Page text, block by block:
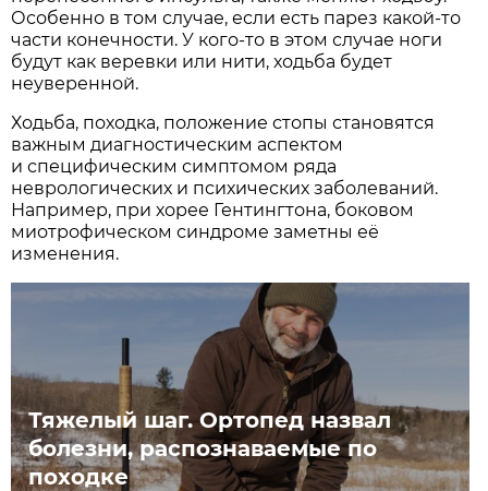
Особенно в том случае, если есть парез какой-то
части конечности. У кого-то в этом случае ноги
будут как веревки или нити, ходьба будет
неуверенной.
Ходьба, походка, положение стопы становятся
важным диагностическим аспектом
и специфическим симптомом ряда
неврологических и психических заболеваний.
Например, при хорее Гентингтона, боковом
миотрофическом синдроме заметны её
изменения.
Тяжелый шаг. Ортопед назвал
болезни, распознаваемые по
походке